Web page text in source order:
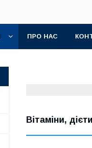
ПРО НАС
Вітаміни,